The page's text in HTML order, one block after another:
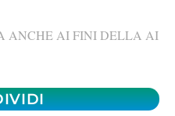
ANCHE AI FINI DELLA AI